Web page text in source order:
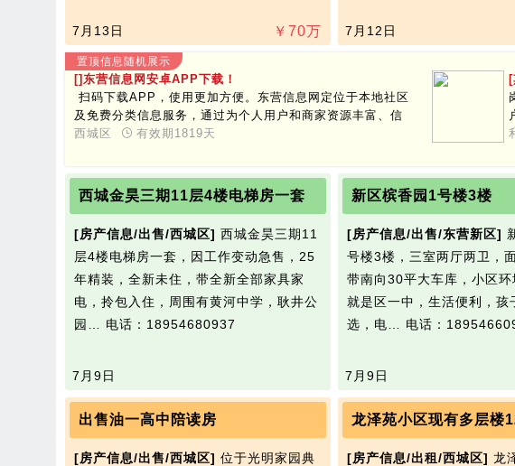
￥ 70万
7月13日 7月12日
置顶信息随机展示
[]东营信息网安卓APP下载！
扫码下载APP，使用更加方便。东营信息网定位于本地社区
及免费分类信息服务，通过为个人用户和商家资源丰富、信
用度高、交互性强的分类信息平台来帮助人们解决生活和工
交友等多种生活信息，覆盖整个东营地区乃至全国各大城
市。致力于为您提供最优质、最便捷的服务！
西城区 有效期1819天
西城金昊三期11层4楼电梯房一套
[房产信息/出售/西城区] 西城金昊三期11
层4楼电梯房一套，因工作变动急售，25
年精装，全新未住，带全新全部家具家
电，拎包入住，周围有黄河中学，耿井公
园… 电话：18954680937
7月9日
新区槟香园1号楼3楼
[房产信息/出售/东营新区]
号楼3楼，三室两厅两卫，
带南向30平大车库，小区环
就是区一中，生活便利，孩
选，电… 电话：
7月9日
出售油一高中陪读房
[房产信息/出售/西城区] 位于光明家园典
龙泽苑小区现有多层楼
[房产信息/出租/西城区] 龙